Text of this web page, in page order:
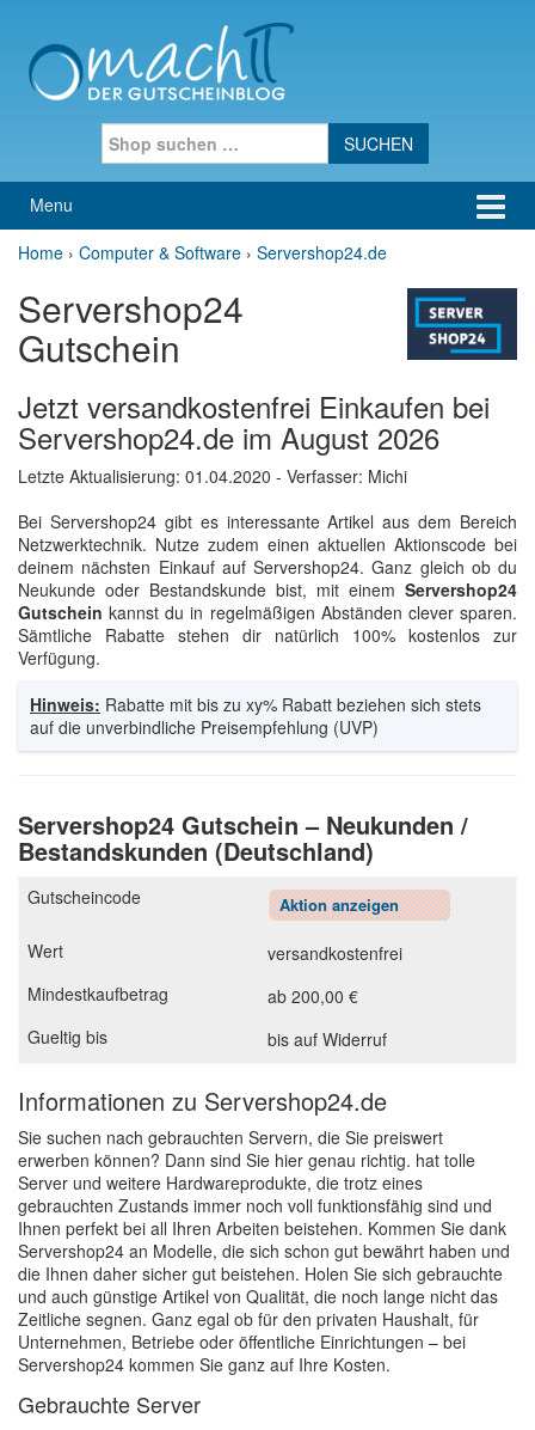
Menu
Home › Computer & Software › Servershop24.de
Servershop24
Gutschein
Jetzt versandkostenfrei Einkaufen bei
Servershop24.de im August 2026
Letzte Aktualisierung: 01.04.2020 - Verfasser: Michi
Bei Servershop24 gibt es interessante Artikel aus dem Bereich
Netzwerktechnik. Nutze zudem einen aktuellen Aktionscode bei
deinem nächsten Einkauf auf Servershop24. Ganz gleich ob du
Neukunde oder Bestandskunde bist, mit einem Servershop24
Gutschein kannst du in regelmäßigen Abständen clever sparen.
Sämtliche Rabatte stehen dir natürlich 100% kostenlos zur
Verfügung.
Hinweis: Rabatte mit bis zu xy% Rabatt beziehen sich stets
auf die unverbindliche Preisempfehlung (UVP)
Servershop24 Gutschein – Neukunden /
Bestandskunden (Deutschland)
Aktion anzeigen
versandkostenfrei
ab 200,00 €
bis auf Widerruf
Informationen zu Servershop24.de
Sie suchen nach gebrauchten Servern, die Sie preiswert
erwerben können? Dann sind Sie hier genau richtig. hat tolle
Server und weitere Hardwareprodukte, die trotz eines
gebrauchten Zustands immer noch voll funktionsfähig sind und
Ihnen perfekt bei all Ihren Arbeiten beistehen. Kommen Sie dank
Servershop24 an Modelle, die sich schon gut bewährt haben und
die Ihnen daher sicher gut beistehen. Holen Sie sich gebrauchte
und auch günstige Artikel von Qualität, die noch lange nicht das
Zeitliche segnen. Ganz egal ob für den privaten Haushalt, für
Unternehmen, Betriebe oder öffentliche Einrichtungen – bei
Servershop24 kommen Sie ganz auf Ihre Kosten.
Gebrauchte Server